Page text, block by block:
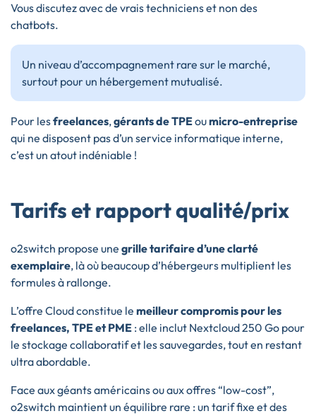
Vous discutez avec de vrais techniciens et non des
chatbots.
Un niveau d’accompagnement rare sur le marché,
surtout pour un hébergement mutualisé.
Pour lesfreelances,gérants de TPEoumicro-entreprise
qui ne disposent pas d’un service informatique interne,
c’est un atout indéniable !
Tarifs et rapport qualité/prix
o2switch propose une grille tarifaire d’une clarté
exemplaire, là où beaucoup d’hébergeurs multiplient les
formules à rallonge.
L’offre Cloud constitue le meilleur compromis pour les
freelances, TPE et PME : elle inclut Nextcloud 250 Go pour
le stockage collaboratif et les sauvegardes, tout en restant
ultra abordable.
Face aux géants américains ou aux offres “low-cost”,
o2switch maintient un équilibre rare : un tarif fixe et des